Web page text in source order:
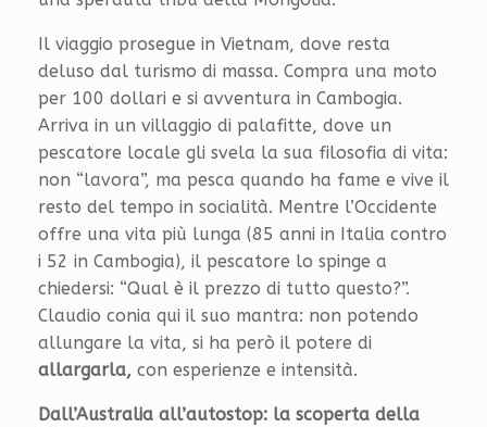
Il viaggio prosegue in Vietnam, dove resta
deluso dal turismo di massa. Compra una moto
per 100 dollari e si avventura in Cambogia.
Arriva in un villaggio di palafitte, dove un
pescatore locale gli svela la sua filosofia di vita:
non “lavora”, ma pesca quando ha fame e vive il
resto del tempo in socialità. Mentre l’Occidente
offre una vita più lunga (85 anni in Italia contro
i 52 in Cambogia), il pescatore lo spinge a
chiedersi: “Qual è il prezzo di tutto questo?”.
Claudio conia qui il suo mantra: non potendo
allungare la vita, si ha però il potere di
allargarla, con esperienze e intensità.
Dall’Australia all’autostop: la scoperta della